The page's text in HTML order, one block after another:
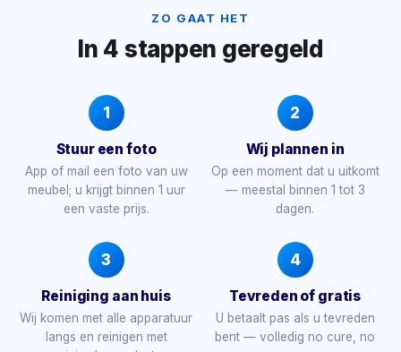
ZO GAAT HET
In 4 stappen geregeld
1
Stuur een foto
App of mail een foto van uw
meubel; u krijgt binnen 1 uur
een vaste prijs.
2
Wij plannen in
Op een moment dat u uitkomt
— meestal binnen 1 tot 3
dagen.
3
Reiniging aan huis
Wij komen met alle apparatuur
langs en reinigen met
4
Tevreden of gratis
U betaalt pas als u tevreden
bent — volledig no cure, no